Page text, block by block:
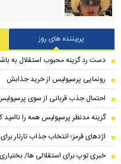
پربیننده های روز
دست رد گزینه محبوب استقلال به
رونمایی پرسپولیس از خرید جذابش
احتمال جذب قربانی از سوی
گزینه مدنظر پرسپولیس همه را ناامید
اژدهای قرمز؛ انتخاب جذاب تارتار
خبری توپ برای استقلالی ها/